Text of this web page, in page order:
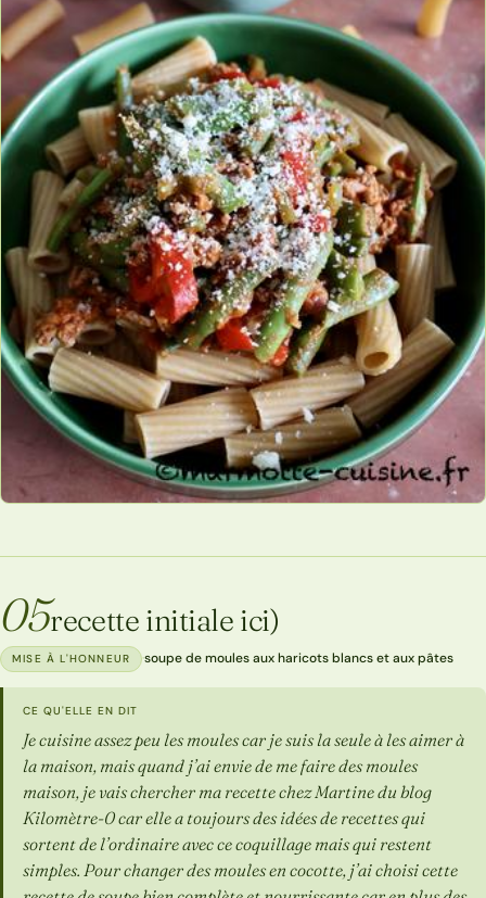
05recette initiale ici)
MISE À L'HONNEUR ·soupe de moules aux haricots blancs et aux pâtes
CE QU'ELLE EN DIT
Je cuisine assez peu les moules car je suis la seule à les aimer à
la maison, mais quand j’ai envie de me faire des moules
maison, je vais chercher ma recette chez Martine du blog
Kilomètre-0 car elle a toujours des idées de recettes qui
sortent de l’ordinaire avec ce coquillage mais qui restent
simples. Pour changer des moules en cocotte, j’ai choisi cette